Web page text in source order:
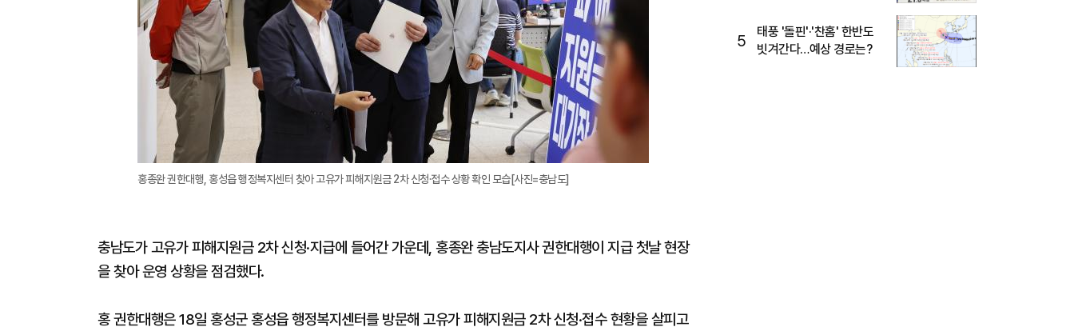
홍종완 권한대행, 홍성읍 행정복지센터 찾아 고유가 피해지원금 2차 신청·접수 상황 확인 모습[사진=충남도]
충남도가 고유가 피해지원금 2차 신청·지급에 들어간 가운데, 홍종완 충남도지사 권한대행이 지급 첫날 현장
을 찾아 운영 상황을 점검했다.
홍 권한대행은 18일 홍성군 홍성읍 행정복지센터를 방문해 고유가 피해지원금 2차 신청·접수 현황을 살피고
5
태풍 '돌핀'·'찬홈' 한반도
빗겨간다…예상 경로는?